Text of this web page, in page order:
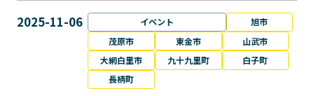
2025-11-06 イベント
旭市
茂原市
東金市
山武市
大網白里市
九十九里町
白子町
長柄町